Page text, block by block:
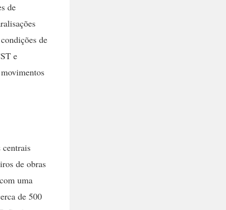
de
de
e
centrais
de obras
uma
de 500